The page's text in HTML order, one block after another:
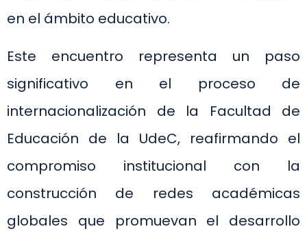
en el ámbito educativo.
Este encuentro representa un paso
significativo en el proceso de
internacionalización de la Facultad de
Educación de la UdeC, reafirmando el
compromiso institucional con la
construcción de redes académicas
globales que promuevan el desarrollo